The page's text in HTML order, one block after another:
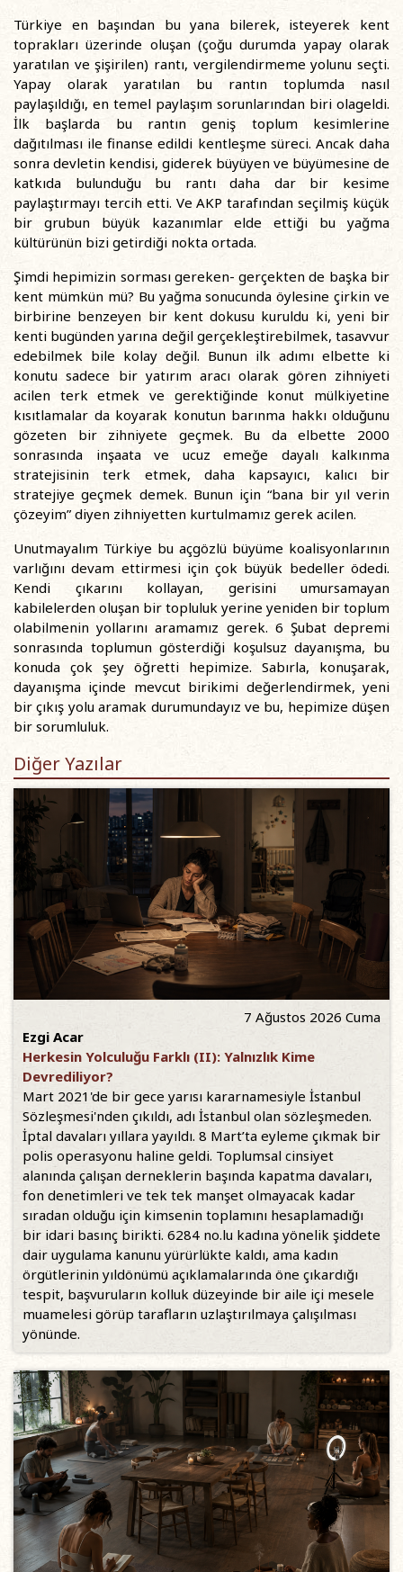
Türkiye en başından bu yana bilerek, isteyerek kent
toprakları üzerinde oluşan (çoğu durumda yapay olarak
yaratılan ve şişirilen) rantı, vergilendirmeme yolunu seçti.
Yapay olarak yaratılan bu rantın toplumda nasıl
paylaşıldığı, en temel paylaşım sorunlarından biri olageldi.
İlk başlarda bu rantın geniş toplum kesimlerine
dağıtılması ile finanse edildi kentleşme süreci. Ancak daha
sonra devletin kendisi, giderek büyüyen ve büyümesine de
katkıda bulunduğu bu rantı daha dar bir kesime
paylaştırmayı tercih etti. Ve AKP tarafından seçilmiş küçük
bir grubun büyük kazanımlar elde ettiği bu yağma
kültürünün bizi getirdiği nokta ortada.
Şimdi hepimizin sorması gereken- gerçekten de başka bir
kent mümkün mü? Bu yağma sonucunda öylesine çirkin ve
birbirine benzeyen bir kent dokusu kuruldu ki, yeni bir
kenti bugünden yarına değil gerçekleştirebilmek, tasavvur
edebilmek bile kolay değil. Bunun ilk adımı elbette ki
konutu sadece bir yatırım aracı olarak gören zihniyeti
acilen terk etmek ve gerektiğinde konut mülkiyetine
kısıtlamalar da koyarak konutun barınma hakkı olduğunu
gözeten bir zihniyete geçmek. Bu da elbette 2000
sonrasında inşaata ve ucuz emeğe dayalı kalkınma
stratejisinin terk etmek, daha kapsayıcı, kalıcı bir
stratejiye geçmek demek. Bunun için “bana bir yıl verin
çözeyim” diyen zihniyetten kurtulmamız gerek acilen.
Unutmayalım Türkiye bu açgözlü büyüme koalisyonlarının
varlığını devam ettirmesi için çok büyük bedeller ödedi.
Kendi çıkarını kollayan, gerisini umursamayan
kabilelerden oluşan bir topluluk yerine yeniden bir toplum
olabilmenin yollarını aramamız gerek. 6 Şubat depremi
sonrasında toplumun gösterdiği koşulsuz dayanışma, bu
konuda çok şey öğretti hepimize. Sabırla, konuşarak,
dayanışma içinde mevcut birikimi değerlendirmek, yeni
bir çıkış yolu aramak durumundayız ve bu, hepimize düşen
bir sorumluluk.
Diğer Yazılar
7 Ağustos 2026 Cuma
Ezgi Acar
Herkesin Yolculuğu Farklı (II): Yalnızlık Kime
Devrediliyor?
Mart 2021'de bir gece yarısı kararnamesiyle İstanbul
Sözleşmesi'nden çıkıldı, adı İstanbul olan sözleşmeden.
İptal davaları yıllara yayıldı. 8 Mart’ta eyleme çıkmak bir
polis operasyonu haline geldi. Toplumsal cinsiyet
alanında çalışan derneklerin başında kapatma davaları,
fon denetimleri ve tek tek manşet olmayacak kadar
sıradan olduğu için kimsenin toplamını hesaplamadığı
bir idari basınç birikti. 6284 no.lu kadına yönelik şiddete
dair uygulama kanunu yürürlükte kaldı, ama kadın
örgütlerinin yıldönümü açıklamalarında öne çıkardığı
tespit, başvuruların kolluk düzeyinde bir aile içi mesele
muamelesi görüp tarafların uzlaştırılmaya çalışılması
yönünde.